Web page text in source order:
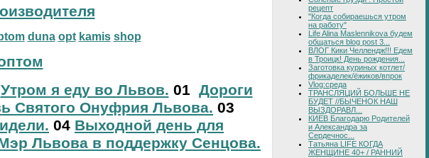
duna opt kamis shop
Утром я еду во Львов. 01 Дороги
Святого Онуфрия Львова. 03
04 Выходной день для
Львова в поддержку Сенцова.
рецепт
"Когда собираешься утром
на работу"
Life Alina Maslennikova будем
общаться blog post 3...
ВЛОГ Кики Челлендж!!! Едем
в Троицк! День рождения...
Заготовка куриных котлет/
фрикаделек/ёжиков/впрок
Vlog:среда
ТРАНСЛЯЦИЙ БОЛЬШЕ НЕ
БУДЕТ //БЫЧЕНОК НАШ
ВЫЗДОРАВЛ...
КИЕВ Благодарю Родителей
и Александра за
Сердечнос...
Татьяна LIFE КОГДА
ЖЕНЩИНЕ 40+ / РАННИЙ